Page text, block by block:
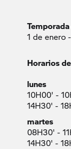
1 de enero
Horarios
lunes
10H00' -
14H30' -
martes
08H30' -
14H30' -